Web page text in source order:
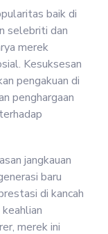
baik di
selebriti dan
merek
Kesuksesan
pengakuan di
penghargaan
jangkauan
baru
di kancah
merek ini